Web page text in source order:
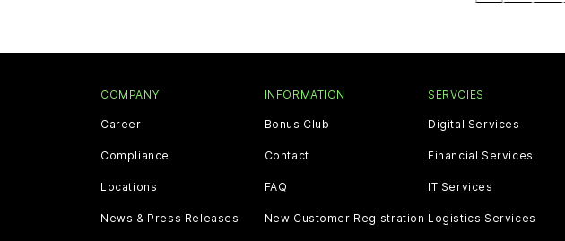
COMPANY
Career
Compliance
Locations
News & Press Releases
INFORMATION
Bonus Club
Contact
FAQ
New Customer Registration
SERVCIES
Digital Services
Financial Services
IT Services
Logistics Services